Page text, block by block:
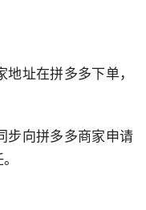
址在拼多多下单，
步向拼多多商家申请